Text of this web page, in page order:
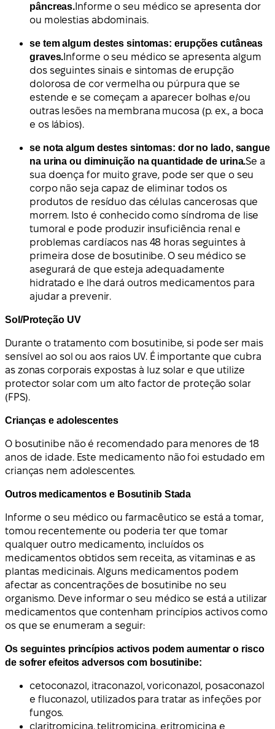
pâncreas. Informe o seu médico se apresenta dor
ou molestias abdominais.
se tem algum destes sintomas: erupções cutâneas
graves. Informe o seu médico se apresenta algum
dos seguintes sinais e sintomas de erupção
dolorosa de cor vermelha ou púrpura que se
estende e se começam a aparecer bolhas e/ou
outras lesões na membrana mucosa (p. ex., a boca
e os lábios).
se nota algum destes sintomas: dor no lado, sangue
na urina ou diminuição na quantidade de urina.Se a
sua doença for muito grave, pode ser que o seu
corpo não seja capaz de eliminar todos os
produtos de resíduo das células cancerosas que
morrem. Isto é conhecido como síndroma de lise
tumoral e pode produzir insuficiência renal e
problemas cardíacos nas 48 horas seguintes à
primeira dose de bosutinibe. O seu médico se
asegurará de que esteja adequadamente
hidratado e lhe dará outros medicamentos para
ajudar a prevenir.
Sol/Proteção UV
Durante o tratamento com bosutinibe, si pode ser mais
sensível ao sol ou aos raios UV. É importante que cubra
as zonas corporais expostas à luz solar e que utilize
protector solar com um alto factor de proteção solar
(FPS).
Crianças e adolescentes
O bosutinibe não é recomendado para menores de 18
anos de idade. Este medicamento não foi estudado em
crianças nem adolescentes.
Outros medicamentos e Bosutinib Stada
Informe o seu médico ou farmacêutico se está a tomar,
tomou recentemente ou poderia ter que tomar
qualquer outro medicamento, incluídos os
medicamentos obtidos sem receita, as vitaminas e as
plantas medicinais. Alguns medicamentos podem
afectar as concentrações de bosutinibe no seu
organismo. Deve informar o seu médico se está a utilizar
medicamentos que contenham princípios activos como
os que se enumeram a seguir:
Os seguintes princípios activos podem aumentar o risco
de sofrer efeitos adversos com bosutinibe:
cetoconazol, itraconazol, voriconazol, posaconazol
e fluconazol, utilizados para tratar as infeções por
fungos.
claritromicina, telitromicina, eritromicina e